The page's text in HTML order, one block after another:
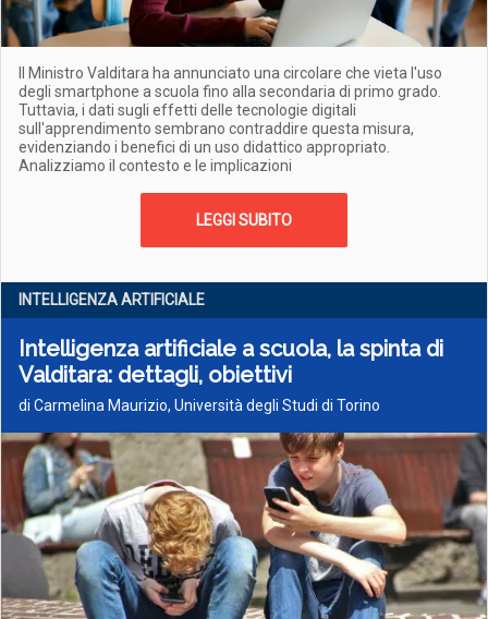
Il Ministro Valditara ha annunciato una circolare che vieta l'uso
degli smartphone a scuola fino alla secondaria di primo grado.
Tuttavia, i dati sugli effetti delle tecnologie digitali
sull'apprendimento sembrano contraddire questa misura,
evidenziando i benefici di un uso didattico appropriato.
Analizziamo il contesto e le implicazioni
LEGGI SUBITO
INTELLIGENZA ARTIFICIALE
Intelligenza artificiale a scuola, la spinta di
Valditara: dettagli, obiettivi
di Carmelina Maurizio, Università degli Studi di Torino